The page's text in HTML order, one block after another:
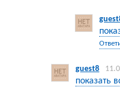
guest8
показать